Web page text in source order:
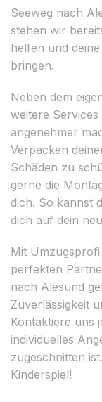
Seeweg nach
stehen wir
helfen und
bringen.
Neben dem
weitere
angenehmer
Verpacken
Schäden zu
gerne die
dich. So kannst
dich auf dein
Mit
perfekten
nach Alesund
Zuverlässigkeit
Kontaktiere uns
individuelles
zugeschnitten
Kinderspiel!